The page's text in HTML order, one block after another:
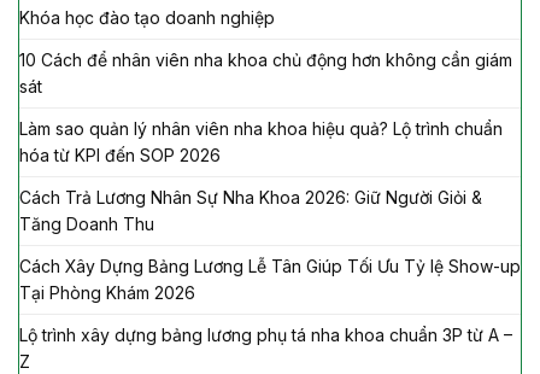
Khóa học đào tạo doanh nghiệp
10 Cách để nhân viên nha khoa chủ động hơn không cần giám
sát
Làm sao quản lý nhân viên nha khoa hiệu quả? Lộ trình chuẩn
hóa từ KPI đến SOP 2026
Cách Trả Lương Nhân Sự Nha Khoa 2026: Giữ Người Giỏi &
Tăng Doanh Thu
Cách Xây Dựng Bảng Lương Lễ Tân Giúp Tối Ưu Tỷ lệ Show-up
Tại Phòng Khám 2026
Lộ trình xây dựng bảng lương phụ tá nha khoa chuẩn 3P từ A –
Z